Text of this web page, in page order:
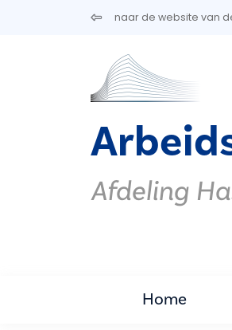
Overslaan en naar de inhoud gaan
naar de website van
Afdeling
Home